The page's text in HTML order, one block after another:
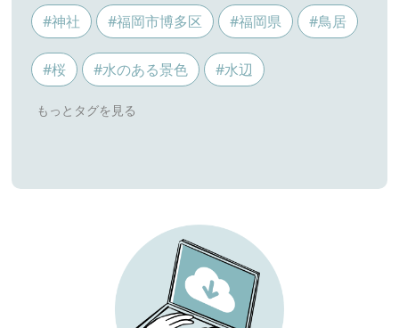
#神社 #福岡市博多区 #福岡県 #鳥居
#桜 #水のある景色 #水辺